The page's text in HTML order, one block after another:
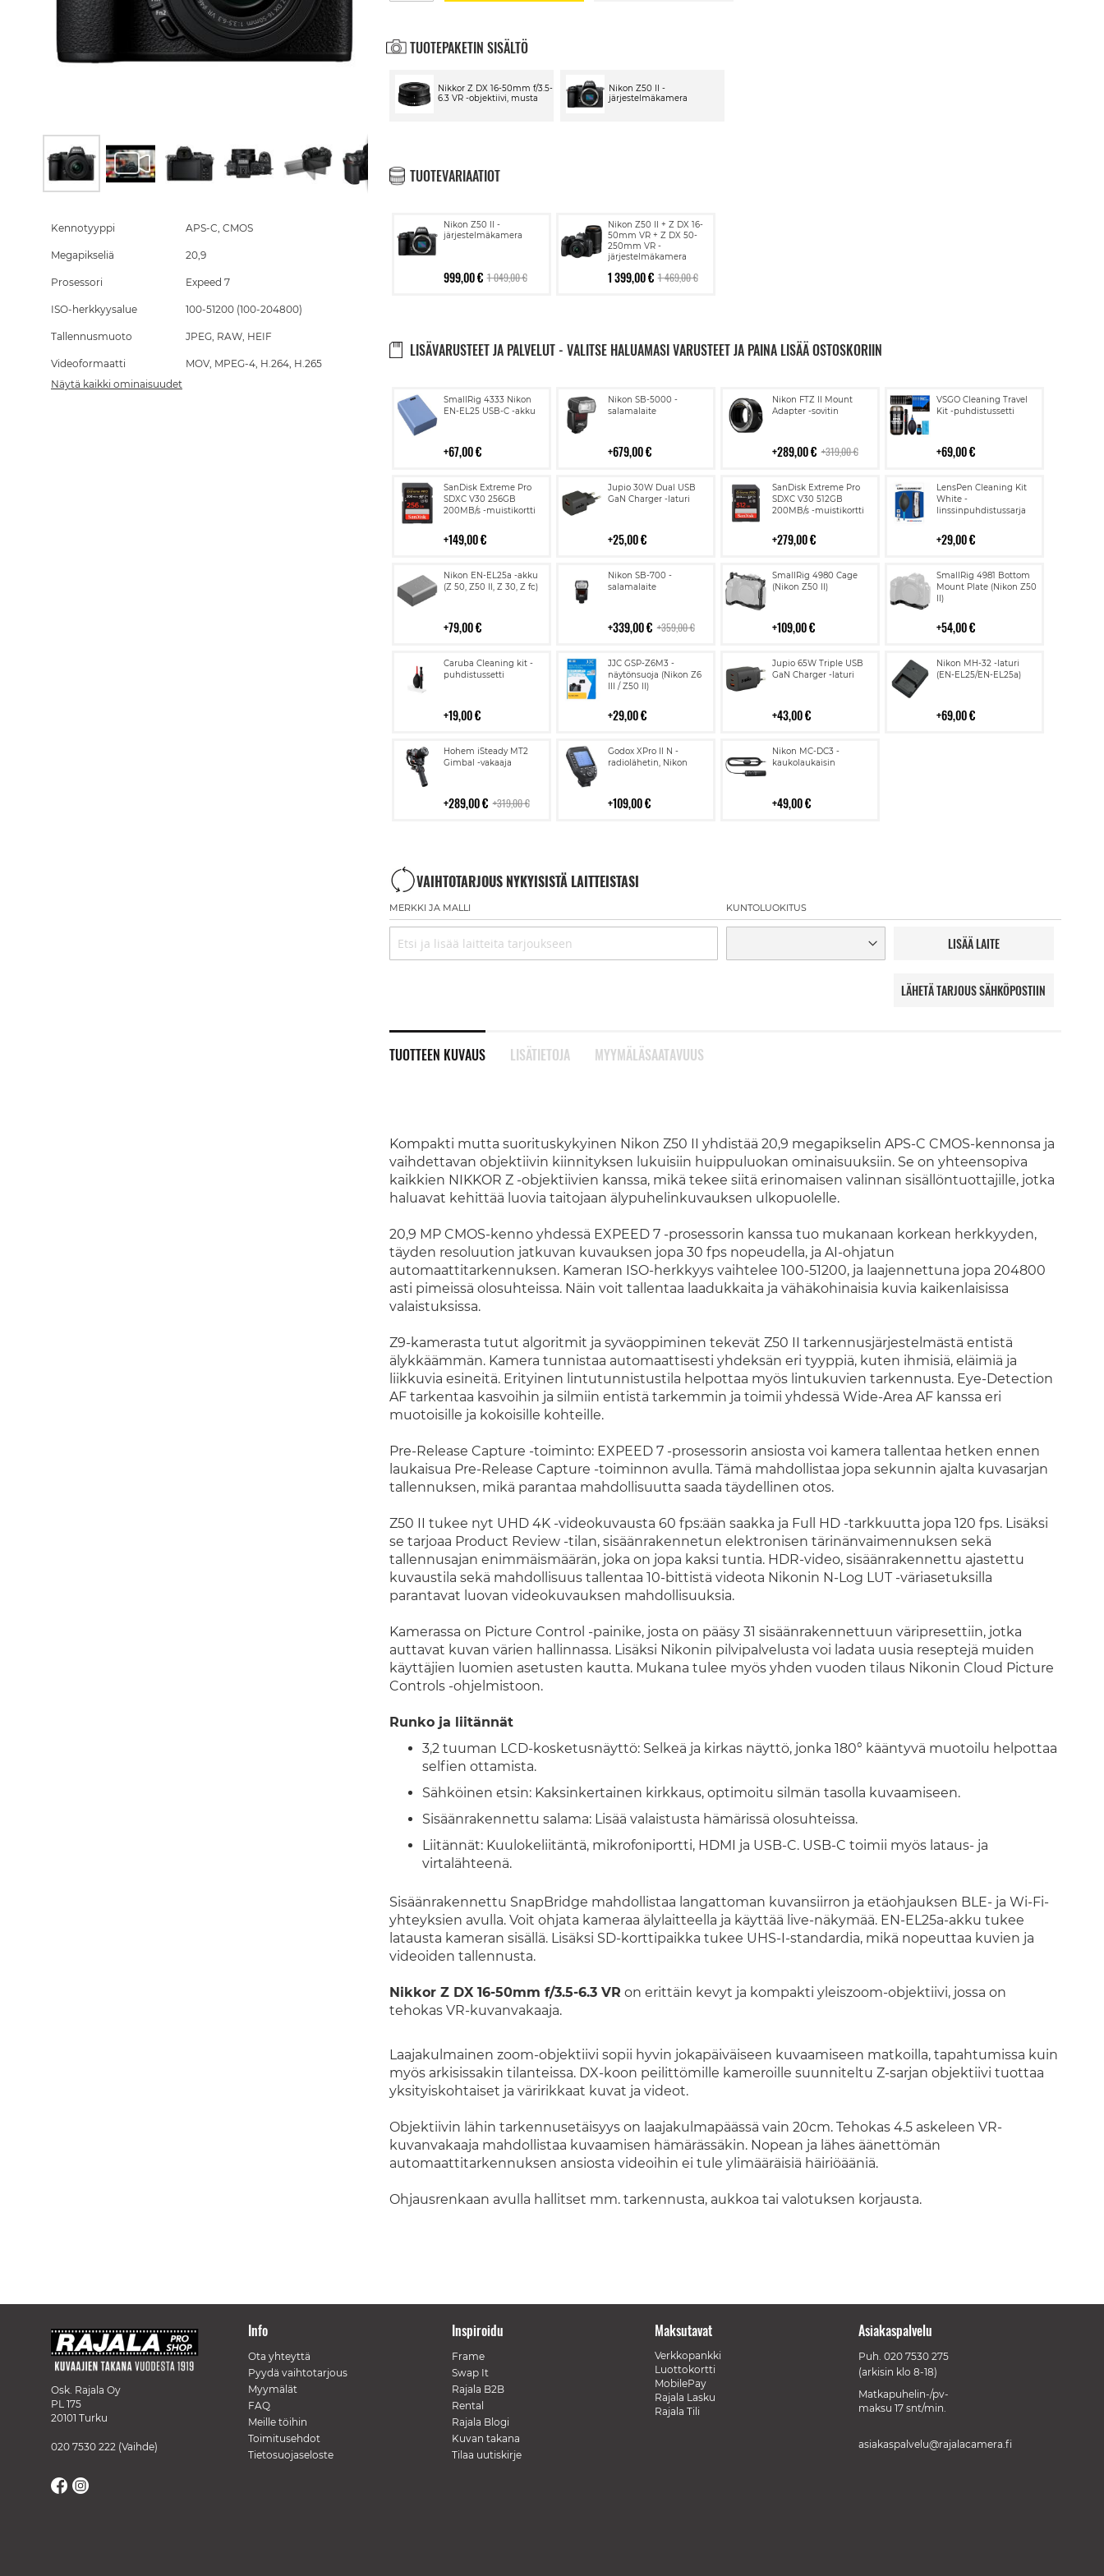
TUOTEPAKETIN SISÄLTÖ
Nikkor Z DX 16-50mm f/3.5-
6.3 VR -objektiivi, musta
Nikon Z50 II -
järjestelmäkamera
TUOTEVARIAATIOT
Nikon Z50 II -
järjestelmäkamera
999,00 € 1 049,00 €
Nikon Z50 II + Z DX 16-
50mm VR + Z DX 50-
250mm VR -
järjestelmäkamera
1 399,00 € 1 469,00 €
LISÄVARUSTEET JA PALVELUT - VALITSE HALUAMASI VARUSTEET JA PAINA LISÄÄ OSTOSKORIIN
SmallRig 4333 Nikon
EN-EL25 USB-C -akku
67,00 €
Lisää
ostoskoriin
Nikon SB-5000 -
salamalaite
679,00 €
Lisää
ostoskoriin
Nikon FTZ II Mount
Adapter -sovitin
289,00 € 319,00 €
Lisää
ostoskoriin
VSGO Cleaning Travel
Kit -puhdistussetti
69,00 €
Lisää
ostoskoriin
SanDisk Extreme Pro
SDXC V30 256GB
200MB/s -muistikortti
149,00 €
Lisää
ostoskoriin
Jupio 30W Dual USB
GaN Charger -laturi
25,00 €
Lisää
ostoskoriin
SanDisk Extreme Pro
SDXC V30 512GB
200MB/s -muistikortti
279,00 €
Lisää
ostoskoriin
LensPen Cleaning Kit
White -
linssinpuhdistussarja
29,00 €
Lisää
ostoskoriin
Nikon EN-EL25a -akku
(Z 50, Z50 II, Z 30, Z fc)
79,00 €
Lisää
ostoskoriin
Nikon SB-700 -
salamalaite
339,00 € 359,00 €
Lisää
ostoskoriin
SmallRig 4980 Cage
(Nikon Z50 II)
109,00 €
Lisää
ostoskoriin
SmallRig 4981 Bottom
Mount Plate (Nikon Z50
II)
54,00 €
Lisää
ostoskoriin
Caruba Cleaning kit -
puhdistussetti
19,00 €
Lisää
ostoskoriin
JJC GSP-Z6M3 -
näytönsuoja (Nikon Z6
III / Z50 II)
29,00 €
Lisää
ostoskoriin
Jupio 65W Triple USB
GaN Charger -laturi
43,00 €
Lisää
ostoskoriin
Nikon MH-32 -laturi
(EN-EL25/EN-EL25a)
69,00 €
Lisää
ostoskoriin
Hohem iSteady MT2
Gimbal -vakaaja
289,00 € 319,00 €
Lisää
ostoskoriin
Godox XPro II N -
radiolähetin, Nikon
109,00 €
Lisää
ostoskoriin
Nikon MC-DC3 -
kaukolaukaisin
49,00 €
Lisää
ostoskoriin
VAIHTOTARJOUS NYKYISISTÄ LAITTEISTASI
MERKKI JA MALLI KUNTOLUOKITUS
LISÄÄ LAITE
LÄHETÄ TARJOUS SÄHKÖPOSTIIN
TUOTTEEN KUVAUS
Kompakti mutta suorituskykyinen Nikon Z50 II yhdistää 20,9 megapikselin APS-C CMOS-kennonsa ja
vaihdettavan objektiivin kiinnityksen lukuisiin huippuluokan ominaisuuksiin. Se on yhteensopiva
kaikkien NIKKOR Z -objektiivien kanssa, mikä tekee siitä erinomaisen valinnan sisällöntuottajille, jotka
haluavat kehittää luovia taitojaan älypuhelinkuvauksen ulkopuolelle.
20,9 MP CMOS-kenno yhdessä EXPEED 7 -prosessorin kanssa tuo mukanaan korkean herkkyyden,
täyden resoluution jatkuvan kuvauksen jopa 30 fps nopeudella, ja AI-ohjatun
automaattitarkennuksen. Kameran ISO-herkkyys vaihtelee 100-51200, ja laajennettuna jopa 204800
asti pimeissä olosuhteissa. Näin voit tallentaa laadukkaita ja vähäkohinaisia kuvia kaikenlaisissa
valaistuksissa.
Z9-kamerasta tutut algoritmit ja syväoppiminen tekevät Z50 II tarkennusjärjestelmästä entistä
älykkäämmän. Kamera tunnistaa automaattisesti yhdeksän eri tyyppiä, kuten ihmisiä, eläimiä ja
liikkuvia esineitä. Erityinen lintutunnistustila helpottaa myös lintukuvien tarkennusta. Eye-Detection
AF tarkentaa kasvoihin ja silmiin entistä tarkemmin ja toimii yhdessä Wide-Area AF kanssa eri
muotoisille ja kokoisille kohteille.
Pre-Release Capture -toiminto: EXPEED 7 -prosessorin ansiosta voi kamera tallentaa hetken ennen
laukaisua Pre-Release Capture -toiminnon avulla. Tämä mahdollistaa jopa sekunnin ajalta kuvasarjan
tallennuksen, mikä parantaa mahdollisuutta saada täydellinen otos.
Z50 II tukee nyt UHD 4K -videokuvausta 60 fps:ään saakka ja Full HD -tarkkuutta jopa 120 fps. Lisäksi
se tarjoaa Product Review -tilan, sisäänrakennetun elektronisen tärinänvaimennuksen sekä
tallennusajan enimmäismäärän, joka on jopa kaksi tuntia. HDR-video, sisäänrakennettu ajastettu
kuvaustila sekä mahdollisuus tallentaa 10-bittistä videota Nikonin N-Log LUT -väriasetuksilla
parantavat luovan videokuvauksen mahdollisuuksia.
Kamerassa on Picture Control -painike, josta on pääsy 31 sisäänrakennettuun väripresettiin, jotka
auttavat kuvan värien hallinnassa. Lisäksi Nikonin pilvipalvelusta voi ladata uusia reseptejä muiden
käyttäjien luomien asetusten kautta. Mukana tulee myös yhden vuoden tilaus Nikonin Cloud Picture
Controls -ohjelmistoon.
Runko ja liitännät
3,2 tuuman LCD-kosketusnäyttö: Selkeä ja kirkas näyttö, jonka 180° kääntyvä muotoilu helpottaa
selfien ottamista.
Sähköinen etsin: Kaksinkertainen kirkkaus, optimoitu silmän tasolla kuvaamiseen.
Sisäänrakennettu salama: Lisää valaistusta hämärissä olosuhteissa.
Liitännät: Kuulokeliitäntä, mikrofoniportti, HDMI ja USB-C. USB-C toimii myös lataus- ja
virtalähteenä.
Sisäänrakennettu SnapBridge mahdollistaa langattoman kuvansiirron ja etäohjauksen BLE- ja Wi-Fi-
yhteyksien avulla. Voit ohjata kameraa älylaitteella ja käyttää live-näkymää. EN-EL25a-akku tukee
latausta kameran sisällä. Lisäksi SD-korttipaikka tukee UHS-I-standardia, mikä nopeuttaa kuvien ja
videoiden tallennusta.
Nikkor Z DX 16-50mm f/3.5-6.3 VR on erittäin kevyt ja kompakti yleiszoom-objektiivi, jossa on
tehokas VR-kuvanvakaaja.
Laajakulmainen zoom-objektiivi sopii hyvin jokapäiväiseen kuvaamiseen matkoilla, tapahtumissa kuin
myös arkisissakin tilanteissa. DX-koon peilittömille kameroille suunniteltu Z-sarjan objektiivi tuottaa
yksityiskohtaiset ja väririkkaat kuvat ja videot.
Objektiivin lähin tarkennusetäisyys on laajakulmapäässä vain 20cm. Tehokas 4.5 askeleen VR-
kuvanvakaaja mahdollistaa kuvaamisen hämärässäkin. Nopean ja lähes äänettömän
automaattitarkennuksen ansiosta videoihin ei tule ylimääräisiä häiriöääniä.
Ohjausrenkaan avulla hallitset mm. tarkennusta, aukkoa tai valotuksen korjausta.
LISÄTIETOJA MYYMÄLÄSAATAVUUS
the
images
Kennotyyppi APS-C, CMOS
Megapikseliä 20,9
Prosessori Expeed 7
ISO-herkkyysalue 100-51200 (100-204800)
Tallennusmuoto JPEG, RAW, HEIF
Videoformaatti
MOV, MPEG-4, H.264, H.265
Näytä kaikki ominaisuudet
Osk. Rajala Oy
PL 175
20101 Turku
020 7530 222 (Vaihde)
Info
Ota yhteyttä
Pyydä vaihtotarjous
Myymälät
FAQ
Meille töihin
Toimitusehdot
Tietosuojaseloste
Inspiroidu
Frame
Swap It
Rajala B2B
Rental
Rajala Blogi
Kuvan takana
Tilaa uutiskirje
Maksutavat
Verkkopankki
Luottokortti
MobilePay
Rajala Lasku
Rajala Tili
Asiakaspalvelu
Puh. 020 7530 275
(arkisin klo 8-18)
Matkapuhelin-/pv-
maksu 17 snt/min.
asiakaspalvelu@rajalacamera.fi